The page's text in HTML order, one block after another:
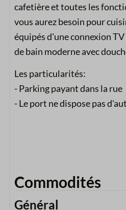
cafetière et toutes les
vous aurez besoin pour
équipés d'une connexion
de bain moderne avec
Les particularités:
- Parking payant dans la rue
- Le port ne dispose pas
Commodités
Général